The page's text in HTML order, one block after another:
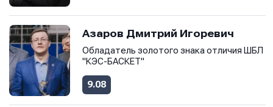
Азаров Дмитрий Игоревич
Обладатель золотого знака отличия ШБЛ
"КЭС-БАСКЕТ"
9.08
Сообщение
Сообщение
Сообщение